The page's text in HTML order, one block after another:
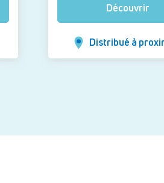
Découvrir
Distribué à